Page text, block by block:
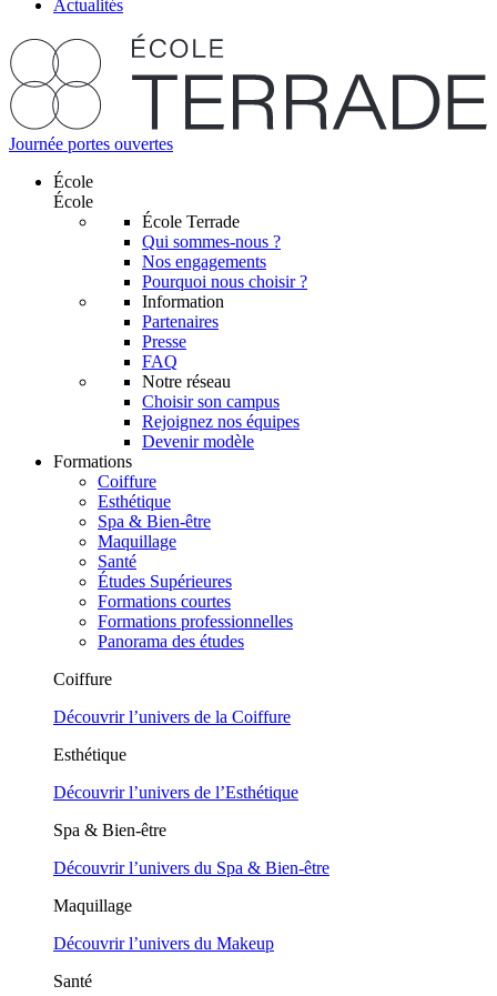
Actualités
Journée portes ouvertes
École
École
École Terrade
Qui sommes-nous ?
Nos engagements
Pourquoi nous choisir ?
Information
Partenaires
Presse
FAQ
Notre réseau
Choisir son campus
Rejoignez nos équipes
Devenir modèle
Formations
Coiffure
Esthétique
Spa & Bien-être
Maquillage
Santé
Études Supérieures
Formations courtes
Formations professionnelles
Panorama des études
Coiffure
Découvrir l’univers de la Coiffure
Esthétique
Découvrir l’univers de l’Esthétique
Spa & Bien-être
Découvrir l’univers du Spa & Bien-être
Maquillage
Découvrir l’univers du Makeup
Santé